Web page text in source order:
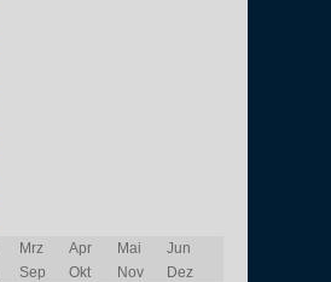
Mrz Apr Mai
Jun
Sep Okt Nov
Dez